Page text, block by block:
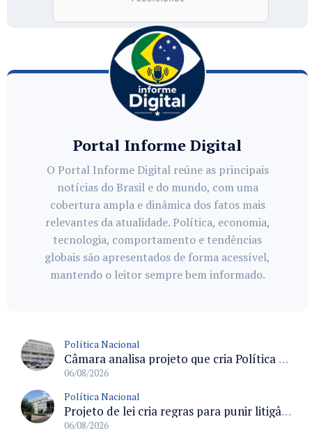
Portal Informe Digital
O Portal Informe Digital reúne as principais
notícias do Brasil e do mundo, com uma
cobertura ampla e dinâmica dos fatos mais
relevantes da atualidade. Política, economia,
tecnologia, comportamento e tendências
globais são apresentados de forma acessível,
mantendo o leitor sempre bem informado.
Política Nacional
Câmara analisa projeto que cria Política Nacional de Qualificação e Valorização da Preceptoria na Residência Médica
06/08/2026
Política Nacional
Projeto de lei cria regras para punir litigância abusiva reversa e integrar sistemas do Judiciário
06/08/2026